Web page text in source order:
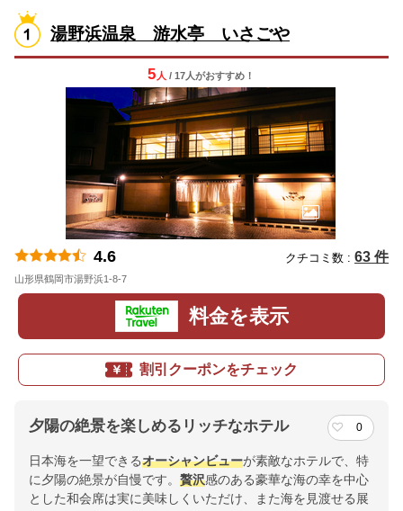
湯野浜温泉 游水亭 いさごや
5 人 / 17人がおすすめ！
4.6 クチコミ数 : 63 件
山形県鶴岡市湯野浜1-8-7
料金を表示
割引クーポンをチェック
夕陽の絶景を楽しめるリッチなホテル 0
日本海を一望できるオーシャンビューが素敵なホテルで、特
に夕陽の絶景が自慢です。 贅沢感のある豪華な海の幸を中心
とした和会席は実に美味しくいただけ、また海を見渡せる展